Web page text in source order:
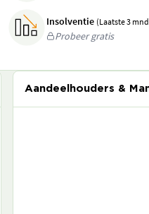
Insolventie (Laatste 3
Probeer gratis
Aandeelhouders &